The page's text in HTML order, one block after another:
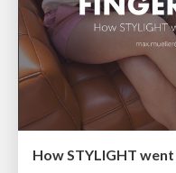
How STYLIGHT